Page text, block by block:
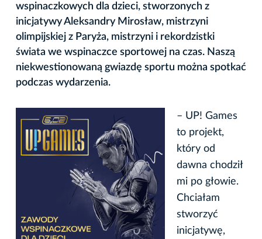
wspinaczkowych dla dzieci, stworzonych z
inicjatywy Aleksandry Mirosław, mistrzyni
olimpijskiej z Paryża, mistrzyni i rekordzistki
świata we wspinaczce sportowej na czas. Naszą
niekwestionowaną gwiazdę sportu można spotkać
podczas wydarzenia.
– UP! Games
to projekt,
który od
dawna chodził
mi po głowie.
Chciałam
stworzyć
inicjatywę,